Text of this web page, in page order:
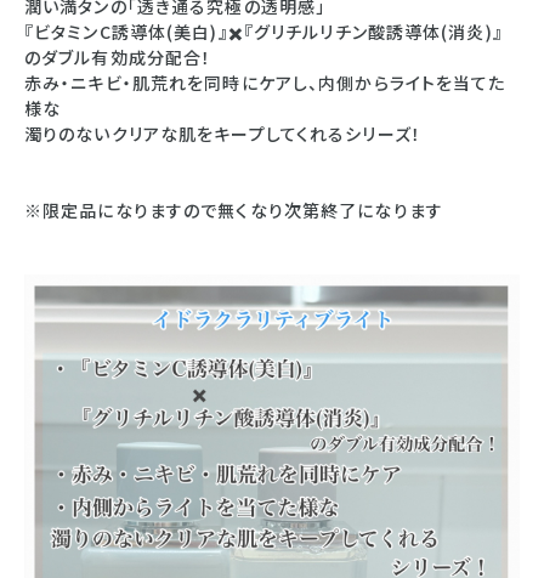
潤い満タンの「透き通る究極の透明感」
『ビタミンC誘導体(美白)』✖️『グリチルリチン酸誘導体(消炎)』
のダブル有効成分配合！
赤み・ニキビ・肌荒れを同時にケアし、内側からライトを当てた
様な
濁りのないクリアな肌をキープしてくれるシリーズ！
※限定品になりますので無くなり次第終了になります